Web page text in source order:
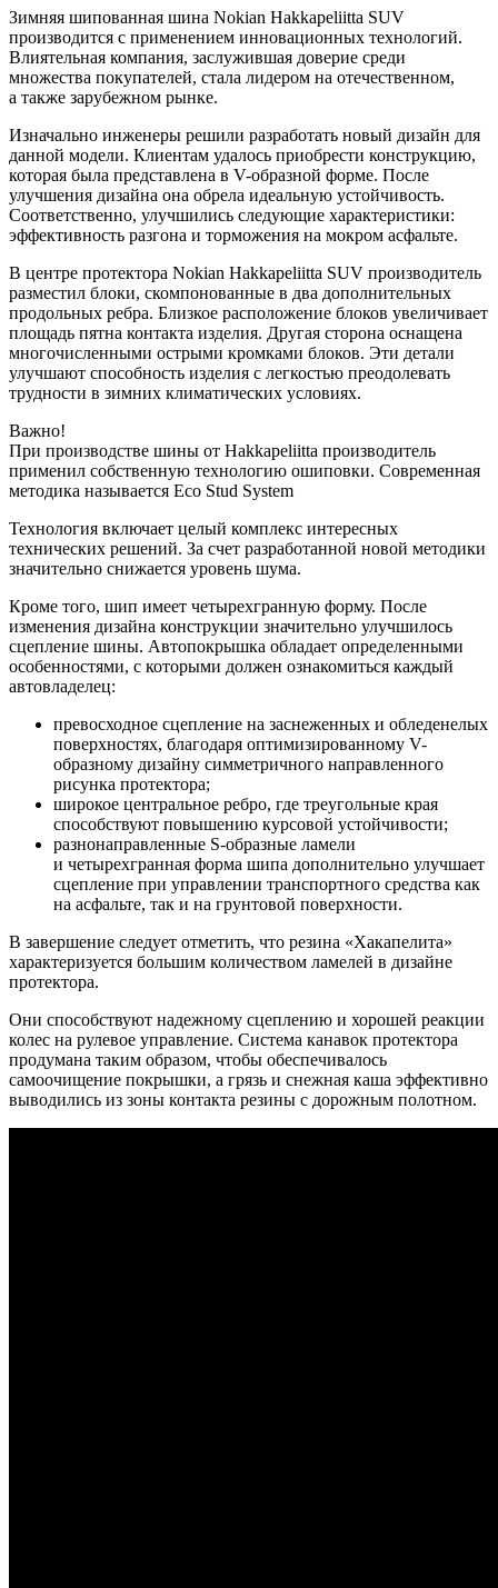
Зимняя шипованная шина Nokian Hakkapeliitta SUV
производится с применением инновационных технологий.
Влиятельная компания, заслужившая доверие среди
множества покупателей, стала лидером на отечественном,
а также зарубежном рынке.
Изначально инженеры решили разработать новый дизайн для
данной модели. Клиентам удалось приобрести конструкцию,
которая была представлена в V-образной форме. После
улучшения дизайна она обрела идеальную устойчивость.
Соответственно, улучшились следующие характеристики:
эффективность разгона и торможения на мокром асфальте.
В центре протектора Nokian Hakkapeliitta SUV производитель
разместил блоки, скомпонованные в два дополнительных
продольных ребра. Близкое расположение блоков увеличивает
площадь пятна контакта изделия. Другая сторона оснащена
многочисленными острыми кромками блоков. Эти детали
улучшают способность изделия с легкостью преодолевать
трудности в зимних климатических условиях.
Важно!
При производстве шины от Hakkapeliitta производитель
применил собственную технологию ошиповки. Современная
методика называется Eco Stud System
Технология включает целый комплекс интересных
технических решений. За счет разработанной новой методики
значительно снижается уровень шума.
Кроме того, шип имеет четырехгранную форму. После
изменения дизайна конструкции значительно улучшилось
сцепление шины. Автопокрышка обладает определенными
особенностями, с которыми должен ознакомиться каждый
автовладелец:
превосходное сцепление на заснеженных и обледенелых
поверхностях, благодаря оптимизированному V-
образному дизайну симметричного направленного
рисунка протектора;
широкое центральное ребро, где треугольные края
способствуют повышению курсовой устойчивости;
разнонаправленные S-образные ламели
и четырехгранная форма шипа дополнительно улучшает
сцепление при управлении транспортного средства как
на асфальте, так и на грунтовой поверхности.
В завершение следует отметить, что резина «Хакапелита»
характеризуется большим количеством ламелей в дизайне
протектора.
Они способствуют надежному сцеплению и хорошей реакции
колес на рулевое управление. Система канавок протектора
продумана таким образом, чтобы обеспечивалось
самоочищение покрышки, а грязь и снежная каша эффективно
выводились из зоны контакта резины с дорожным полотном.